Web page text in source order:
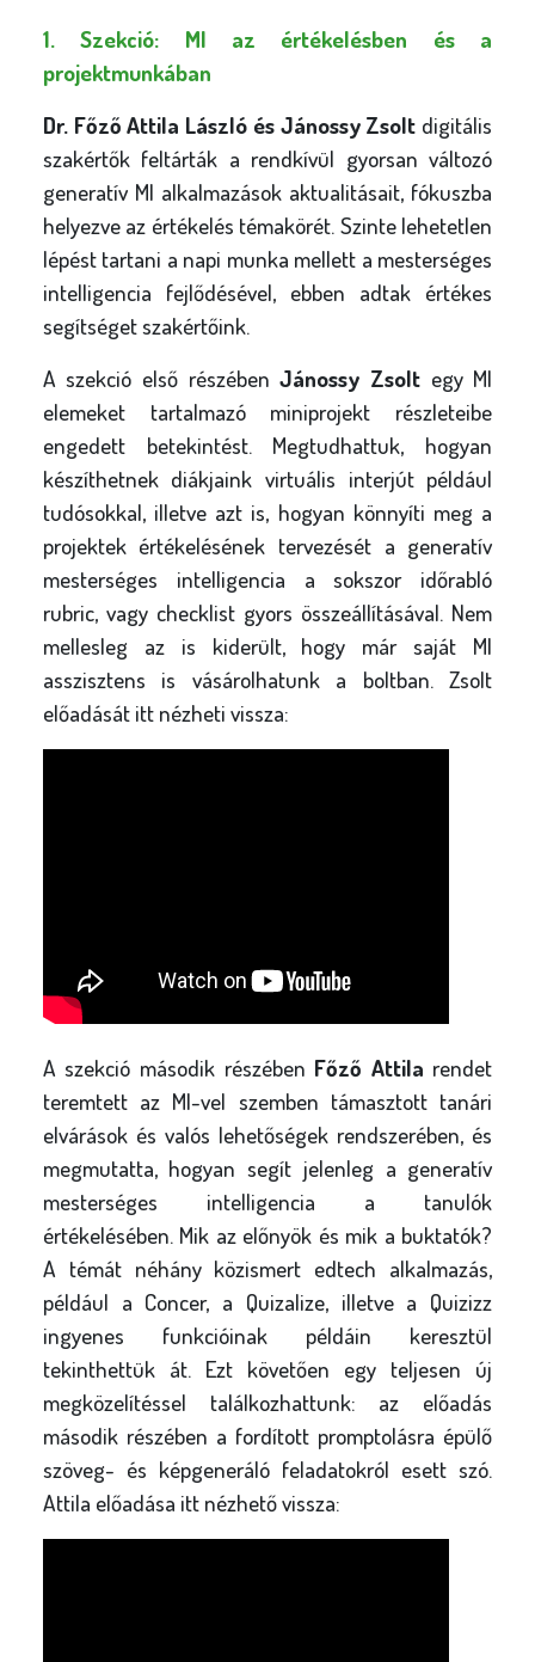
1. Szekció: MI az értékelésben és a
projektmunkában
Dr. Főző Attila László és Jánossy Zsolt digitális
szakértők feltárták a rendkívül gyorsan változó
generatív MI alkalmazások aktualitásait, fókuszba
helyezve az értékelés témakörét. Szinte lehetetlen
lépést tartani a napi munka mellett a mesterséges
intelligencia fejlődésével, ebben adtak értékes
segítséget szakértőink.
A szekció első részébenJánossy Zsolt egy MI
elemeket tartalmazó miniprojekt részleteibe
engedett betekintést. Megtudhattuk, hogyan
készíthetnek diákjaink virtuális interjút például
tudósokkal, illetve azt is, hogyan könnyíti meg a
projektek értékelésének tervezését a generatív
mesterséges intelligencia a sokszor időrabló
rubric, vagy checklist gyors összeállításával. Nem
mellesleg az is kiderült, hogy már saját MI
asszisztens is vásárolhatunk a boltban. Zsolt
előadását itt nézheti vissza:
A szekció második részében Főző Attila rendet
teremtett az MI-vel szemben támasztott tanári
elvárások és valós lehetőségek rendszerében, és
megmutatta, hogyan segít jelenleg a generatív
mesterséges intelligencia a tanulók
értékelésében. Mik az előnyök és mik a buktatók?
A témát néhány közismert edtech alkalmazás,
például a Concer, a Quizalize, illetve a Quizizz
ingyenes funkcióinak példáin keresztül
tekinthettük át. Ezt követően egy teljesen új
megközelítéssel találkozhattunk: az előadás
második részében a fordított promptolásra épülő
szöveg- és képgeneráló feladatokról esett szó.
Attila előadása itt nézhető vissza: